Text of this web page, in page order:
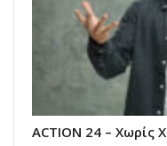
ACTION 24 –